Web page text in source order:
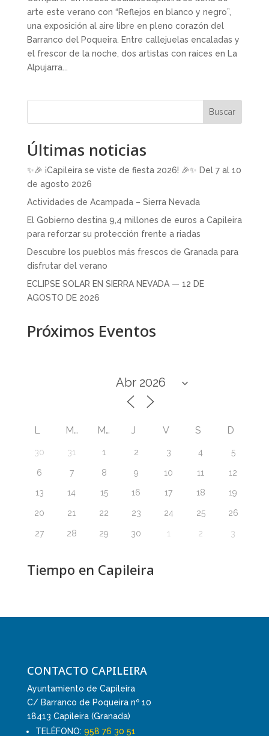
arte este verano con “Reflejos en blanco y negro”,
una exposición al aire libre en pleno corazón del
Barranco del Poqueira. Entre callejuelas encaladas y
el frescor de la noche, dos artistas con raíces en La
Alpujarra...
Buscar
Últimas noticias
✨🎉 ¡Capileira se viste de fiesta 2026! 🎉✨ Del 7 al 10
de agosto 2026
Actividades de Acampada – Sierra Nevada
El Gobierno destina 9,4 millones de euros a Capileira
para reforzar su protección frente a riadas
Descubre los pueblos más frescos de Granada para
disfrutar del verano
ECLIPSE SOLAR EN SIERRA NEVADA — 12 DE
AGOSTO DE 2026
Próximos Eventos
L M M J V S D
30 31 1 2 3 4 5
6 7 8 9 10 11 12
13 14 15 16 17 18 19
20 21 22 23 24 25 26
27 28 29 30 1 2 3
Tiempo en Capileira
CONTACTO CAPILEIRA
Ayuntamiento de Capileira
C/ Barranco de Poqueira nº 10
18413 Capileira (Granada)
TELÉFONO: 958 76 30 51